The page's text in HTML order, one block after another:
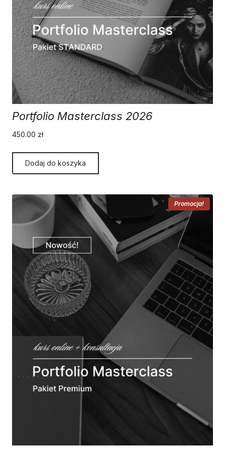
Portfolio Masterclass 2026
450.00 zł
Dodaj do koszyka
Promocja!